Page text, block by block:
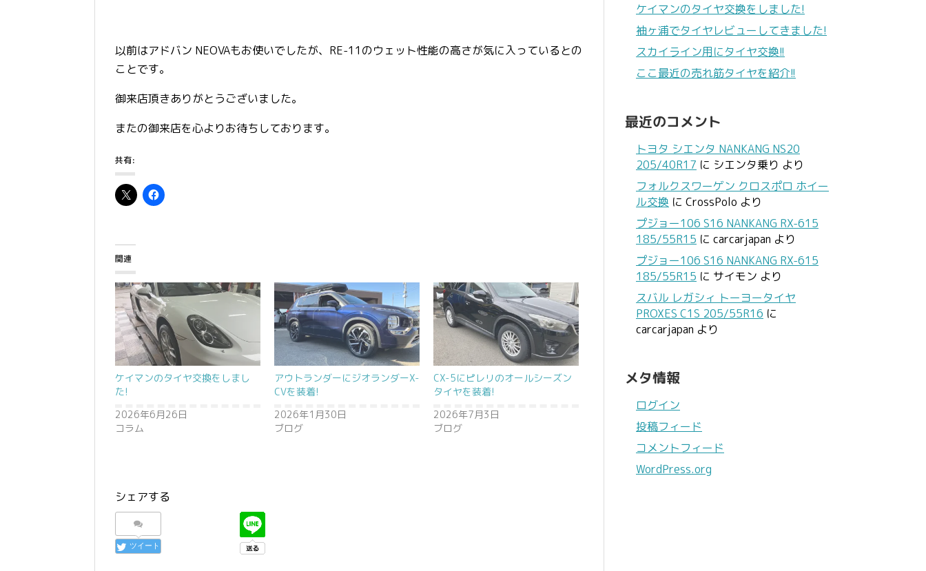
以前はアドバン NEOVAもお使いでしたが、RE-11のウェット性能の高さが気に入っているとの
ことです。
御来店頂きありがとうございました。
またの御来店を心よりお待ちしております。
共有:
関連
ケイマンのタイヤ交換をしまし
た!
2026年6月26日
コラム
アウトランダーにジオランダーX-
CVを装着!
2026年1月30日
ブログ
CX-5にピレリのオールシーズン
タイヤを装着!
2026年7月3日
ブログ
シェアする
ツイート
ケイマンのタイヤ交換をしました!
袖ヶ浦でタイヤレビューしてきました!
スカイライン用にタイヤ交換!!
ここ最近の売れ筋タイヤを紹介!!
最近のコメント
トヨタ シエンタ NANKANG NS20
205/40R17 に シエンタ乗り より
フォルクスワーゲン クロスポロ ホイー
ル交換 に CrossPolo より
プジョー106 S16 NANKANG RX-615
185/55R15 に carcarjapan より
プジョー106 S16 NANKANG RX-615
185/55R15 に サイモン より
スバル レガシィ トーヨータイヤ
PROXES C1S 205/55R16 に
carcarjapan より
メタ情報
ログイン
投稿フィード
コメントフィード
WordPress.org